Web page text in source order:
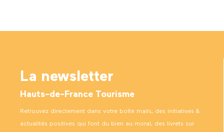
La newsletter
Hauts-de-France Tourisme
Retrouvez directement dans votre boîte mails, des initiatives &
actualités positives qui font du bien au moral, des livrets sur